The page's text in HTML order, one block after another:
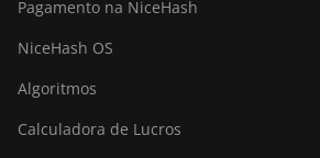
Pagamento na NiceHash
NiceHash OS
Algoritmos
Calculadora de Lucros